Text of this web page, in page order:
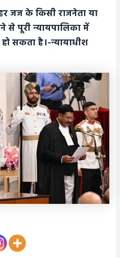
जज के किसी राजनेता या
से पूरी न्यायपालिका में
हो सकता है।-न्यायाधीश